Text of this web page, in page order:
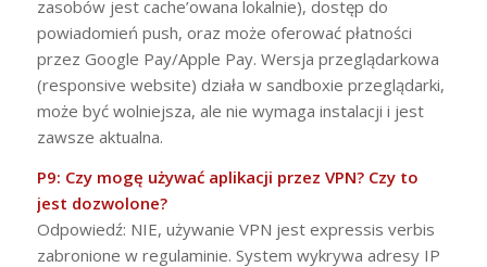
zasobów jest cache’owana lokalnie), dostęp do
powiadomień push, oraz może oferować płatności
przez Google Pay/Apple Pay. Wersja przeglądarkowa
(responsive website) działa w sandboxie przeglądarki,
może być wolniejsza, ale nie wymaga instalacji i jest
zawsze aktualna.
P9: Czy mogę używać aplikacji przez VPN? Czy to
jest dozwolone?
Odpowiedź: NIE, używanie VPN jest expressis verbis
zabronione w regulaminie. System wykrywa adresy IP